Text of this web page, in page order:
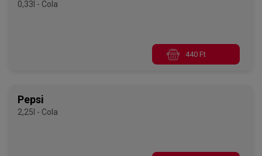
0,33l - Cola
440 Ft
Pepsi
2,25l - Cola